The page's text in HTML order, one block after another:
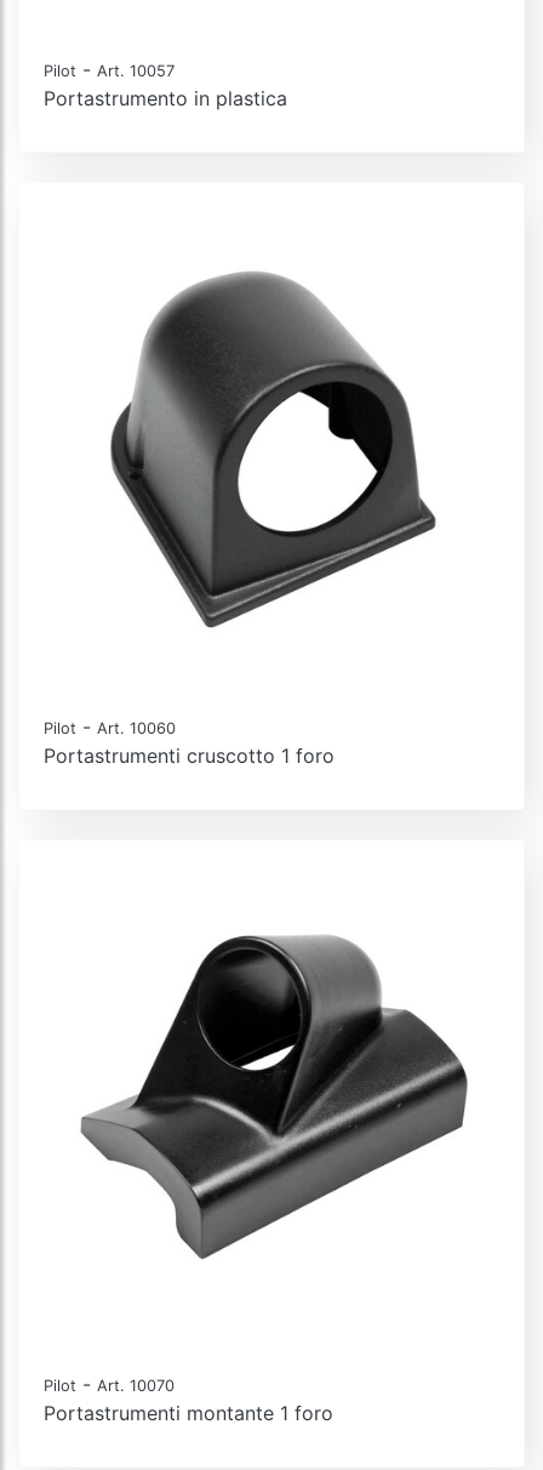
Pilot - Art. 10057
Portastrumento in plastica
Pilot - Art. 10060
Portastrumenti cruscotto 1 foro
Pilot - Art. 10070
Portastrumenti montante 1 foro